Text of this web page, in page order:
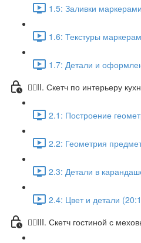
1.5: Заливки
1.6: Текстуры
1.7: Детали и
✍🏼II. Скетч по интерьеру
2.1: Построение
2.2: Геометрия
2.3: Детали в
2.4: Цвет и детали
✍🏼III. Скетч гостиной с